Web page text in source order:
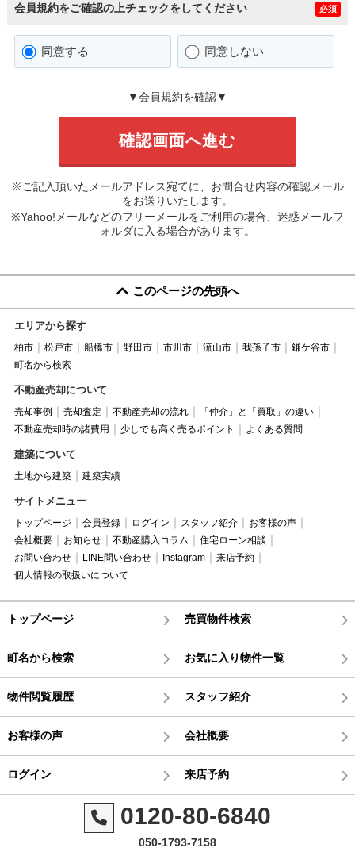
会員規約をご確認の上チェックをしてください 必須
同意する 同意しない
▼会員規約を確認▼
※ご記入頂いたメールアドレス宛てに、お問合せ内容の確認メール
をお送りいたします。
※Yahoo!メールなどのフリーメールをご利用の場合、迷惑メールフ
ォルダに入る場合があります。
このページの先頭へ
エリアから探す
柏市 松戸市 船橋市 野田市 市川市 流山市 我孫子市
鎌ケ谷市
町名から検索
不動産売却について
売却事例 売却査定 不動産売却の流れ
「仲介」と「買取」の違い
不動産売却時の諸費用
少しでも高く売るポイント よくある質問
建築について
土地から建築 建築実績
サイトメニュー
トップページ 会員登録 ログイン スタッフ紹介
お客様の声
会社概要
お知らせ 不動産購入コラム
住宅ローン相談
お問い合わせ
LINE問い合わせ Instagram
来店予約
個人情報の取扱いについて
トップページ 売買物件検索
町名から検索 お気に入り物件一覧
物件閲覧履歴 スタッフ紹介
お客様の声 会社概要
ログイン 来店予約
0120-80-6840
050-1793-7158